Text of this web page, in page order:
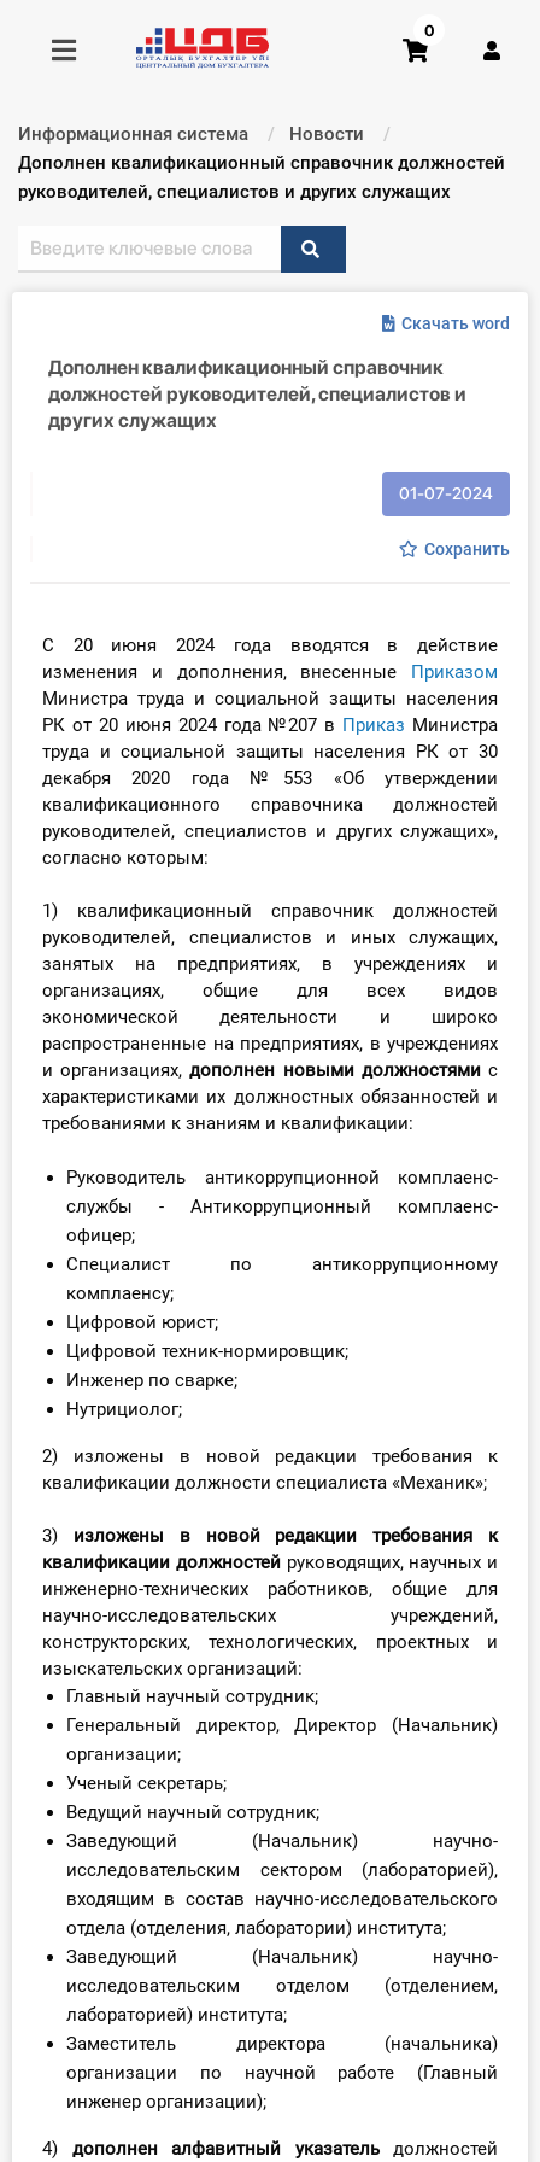
Получить консультацию
Главная ИС
Консультации
Справочник бухгалтера
Участник ВЭД
Практика ИП
Кадры. Труд. Зарплата.
Учет по отраслям
Юридический помощник
Интернет-магазин
О Системе
Тарифы
Тестирование для
бухгалтера
0
Информационная система
Новости
Текущий:
Дополнен квалификационный справочник должностей
руководителей, специалистов и других служащих
Скачать word
Дополнен квалификационный справочник
должностей руководителей, специалистов и
других служащих
01-07-2024
Сохранить
С 20 июня 2024 года вводятся в действие
изменения и дополнения, внесенные
Приказом
Министра труда и социальной защиты населения
РК от 20 июня 2024 года №207 в П риказ Министра
труда и социальной защиты населения РК от 30
декабря 2020 года №553 «Об утверждении
квалификационного справочника должностей
руководителей, специалистов и других служащих»,
согласно которым:
1) квалификационный справочник должностей
руководителей, специалистов и иных служащих,
занятых на предприятиях, в учреждениях и
организациях, общие для всех видов
экономической деятельности и широко
распространенные на предприятиях, в учреждениях
и организациях,дополнен новыми должностямис
характеристиками их должностных обязанностей и
требованиями к знаниям и квалификации:
Руководитель антикоррупционной комплаенс-
службы - Антикоррупционный комплаенс-
офицер;
Специалист по антикоррупционному
комплаенсу;
Цифровой юрист;
Цифровой техник-нормировщик;
Инженер по сварке;
Нутрициолог;
2) изложены в новой редакции требования к
квалификации должности специалиста «Механик»;
3) изложены в новой редакции требования к
квалификации должностейруководящих, научных и
инженерно-технических работников, общие для
научно-исследовательских учреждений,
конструкторских, технологических, проектных и
изыскательских организаций:
Главный научный сотрудник;
Генеральный директор, Директор (Начальник)
организации;
Ученый секретарь;
Ведущий научный сотрудник;
Заведующий (Начальник) научно-
исследовательским сектором (лабораторией),
входящим в состав научно-исследовательского
отдела (отделения, лаборатории) института;
Заведующий (Начальник) научно-
исследовательским отделом (отделением,
лабораторией) института;
Заместитель директора (начальника)
организации по научной работе (Главный
инженер организации);
4) дополнен алфавитный указательдолжностей